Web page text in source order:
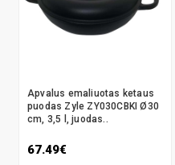
Apvalus emaliuotas ketaus
puodas Zyle ZY030CBKI Ø30
cm, 3,5 l, juodas..
67.49€